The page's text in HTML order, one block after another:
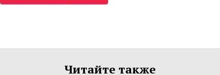
Читайте также